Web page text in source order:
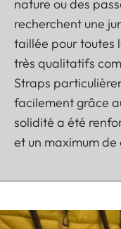
nature ou des
recherchent une
taillée pour toutes
très qualitatifs
Straps
facilement grâce
solidité a été
et un maximum de